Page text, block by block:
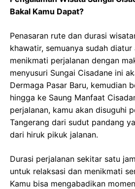
Bakal Kamu Dapat?
Penasaran rute dan durasi
khawatir, semuanya sudah
menikmati perjalanan dengan
menyusuri Sungai Cisadane ini
Dermaga Pasar Baru, kemudian
hingga ke Saung Manfaat
perjalanan, kamu akan disuguhi
Tangerang dari sudut pandang
dari hiruk pikuk jalanan.
Durasi perjalanan sekitar satu
untuk relaksasi dan menikmati
Kamu bisa mengabadikan